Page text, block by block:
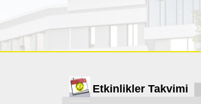
Etkinlikler Takvimi